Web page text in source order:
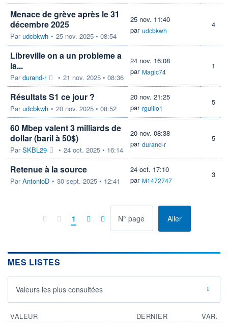
Menace de grève après le 31
décembre 2025
Parudcbkwh • 25 nov. 2025 • 08:54
25 nov. 11:40
par udcbkwh
4
Libreville on a un probleme a
la...
Pardurand-r • 21 nov. 2025 • 08:36
24 nov. 16:08
par Magic74
1
Résultats S1 ce jour ?
Parudcbkwh • 20 nov. 2025 • 08:52
20 nov. 21:25
par rguillo1
5
60 Mbep valent 3 milliards de
dollar (baril à 50$)
ParSKBL29 • 24 oct. 2025 • 16:14
20 nov. 08:38
par durand-r
5
Retenue à la source
ParAntonioD • 30 sept. 2025 • 12:41
24 oct. 17:10
par M1472747
3
1 Allerà la page
MES LISTES
Valeurs les plus consultées
VALEUR DERNIER
VAR.